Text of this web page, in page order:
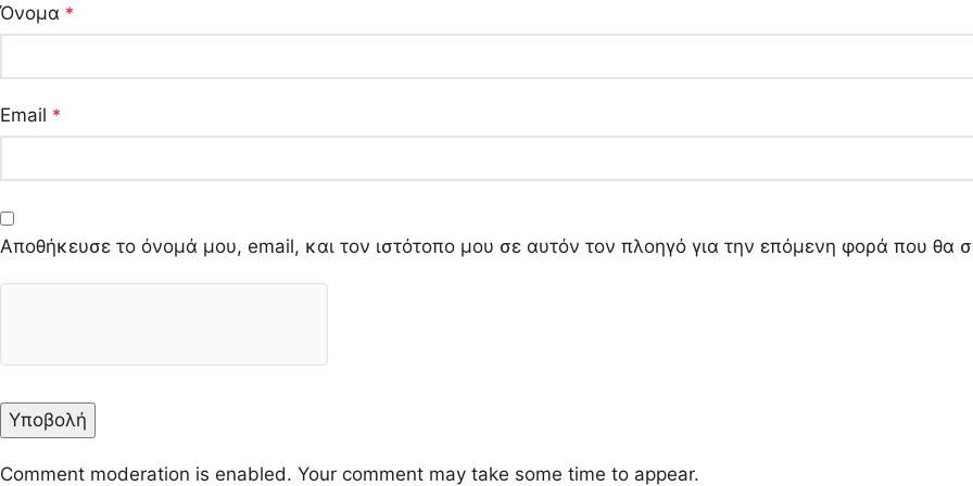
Όνομα *
Email *
Αποθήκευσε το όνομά μου, email, και τον ιστότοπο μου σε αυτόν τον πλοηγό για την επόμενη φορά που θα
Comment moderation is enabled. Your comment may take some time to appear.